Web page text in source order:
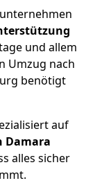
und allem
Umzug nach
benötigt
auf
Damara
alles sicher